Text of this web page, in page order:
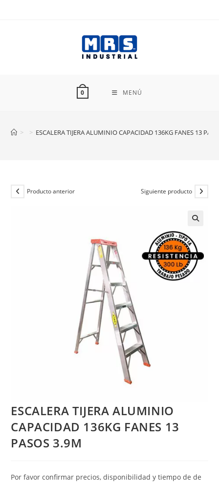
0 MENÚ
> > ESCALERA TIJERA ALUMINIO CAPACIDAD 136KG FANES 13
Producto anterior Siguiente producto
ESCALERA TIJERA ALUMINIO
CAPACIDAD 136KG FANES 13
PASOS 3.9M
Por favor confirmar precios, disponibilidad y tiempo de de